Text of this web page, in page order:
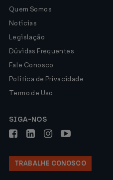
Quem Somos
Notícias
Legislação
Dúvidas Frequentes
Fale Conosco
Política de Privacidade
Termo de Uso
SIGA-NOS
TRABALHE CONOSCO